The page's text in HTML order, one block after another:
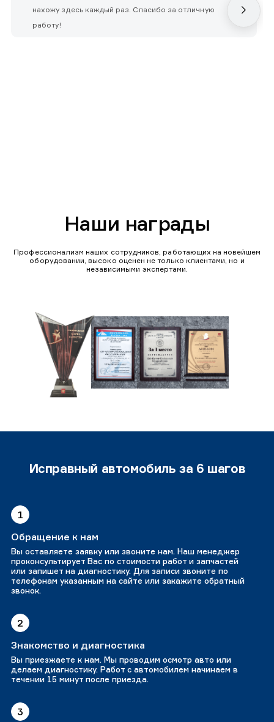
нахожу здесь каждый раз. Спасибо за отличную
работу!
Наши награды
Профессионализм наших сотрудников, работающих на новейшем
оборудовании, высоко оценен не только клиентами, но и
независимыми экспертами.
Исправный автомобиль за 6 шагов
1
Обращение к нам
Вы оставляете заявку или звоните нам. Наш менеджер
проконсультирует Вас по стоимости работ и запчастей
или запишет на диагностику. Для записи звоните по
телефонам указанным на сайте или закажите обратный
звонок.
2
Знакомство и диагностика
Вы приезжаете к нам. Мы проводим осмотр авто или
делаем диагностику. Работ с автомобилем начинаем в
течении 15 минут после приезда.
3